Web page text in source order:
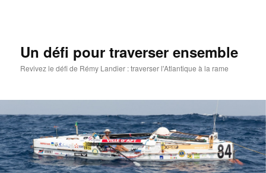
Un défi pour traverser ensemble
Revivez le défi de Rémy Landier : traverser l'Atlantique à la rame